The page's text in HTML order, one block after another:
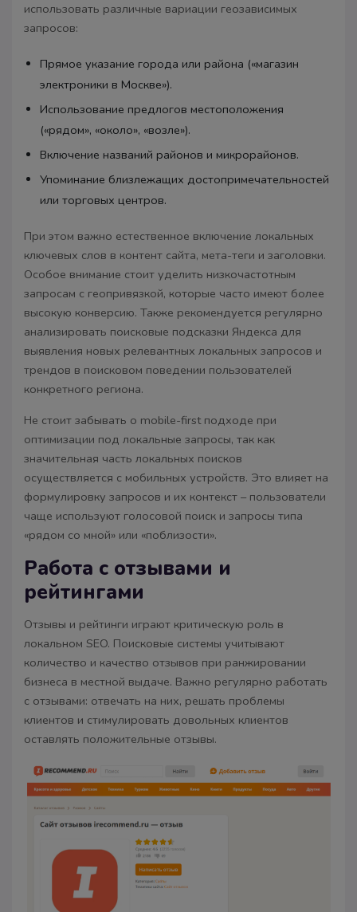
использовать различные вариации геозависимых
запросов:
Прямое указание города или района («магазин
электроники в Москве»).
Использование предлогов местоположения
(«рядом», «около», «возле»).
Включение названий районов и микрорайонов.
Упоминание близлежащих достопримечательностей
или торговых центров.
При этом важно естественное включение локальных
ключевых слов в контент сайта, мета-теги и заголовки.
Особое внимание стоит уделить низкочастотным
запросам с геопривязкой, которые часто имеют более
высокую конверсию. Также рекомендуется регулярно
анализировать поисковые подсказки Яндекса для
выявления новых релевантных локальных запросов и
трендов в поисковом поведении пользователей
конкретного региона.
Не стоит забывать о mobile-first подходе при
оптимизации под локальные запросы, так как
значительная часть локальных поисков
осуществляется с мобильных устройств. Это влияет на
формулировку запросов и их контекст – пользователи
чаще используют голосовой поиск и запросы типа
«рядом со мной» или «поблизости».
Работа с отзывами и
рейтингами
Отзывы и рейтинги играют критическую роль в
локальном SEO. Поисковые системы учитывают
количество и качество отзывов при ранжировании
бизнеса в местной выдаче. Важно регулярно работать
с отзывами: отвечать на них, решать проблемы
клиентов и стимулировать довольных клиентов
оставлять положительные отзывы.